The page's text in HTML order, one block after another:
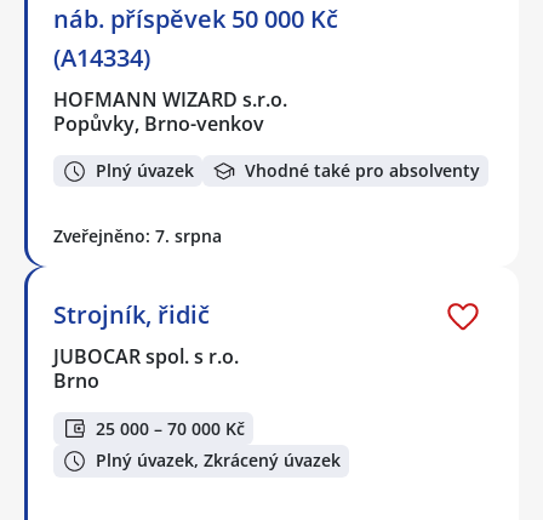
náb. příspěvek 50 000 Kč
(A14334)
HOFMANN WIZARD s.r.o.
Popůvky, Brno-venkov
Plný úvazek Vhodné také pro absolventy
Zveřejněno: 7. srpna
Strojník, řidič
JUBOCAR spol. s r.o.
Brno
25 000 – 70 000 Kč
Plný úvazek, Zkrácený úvazek